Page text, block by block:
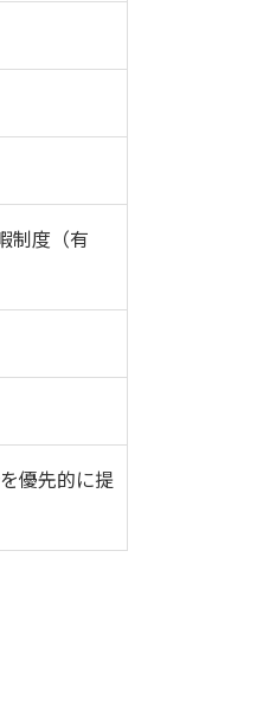
制度（有
優先的に提